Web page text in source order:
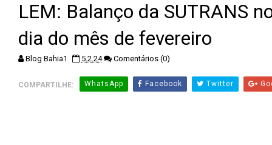
LEM: Balanço da SUTRANS
dia do mês de fevereiro
Blog Bahia1 5.2.24 Comentários (0)
COMPARTILHE: WhatsApp Facebook Twitter